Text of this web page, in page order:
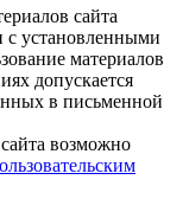
сайта
с установленными
материалов
допускается
в письменной
возможно